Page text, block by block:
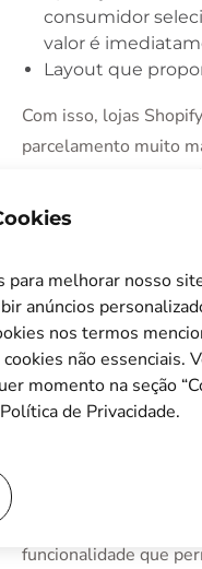
consumidor
valor é
Layout que
Com isso, lojas
parcelamento muito
Tem interesse nesta
Dúvidas
Desconto
pagamento
pagamento
O desconto por
funcionalidade que
para melhorar nosso
anúncios
nos termos
não essenciais.
momento na seção
de Privacidade.